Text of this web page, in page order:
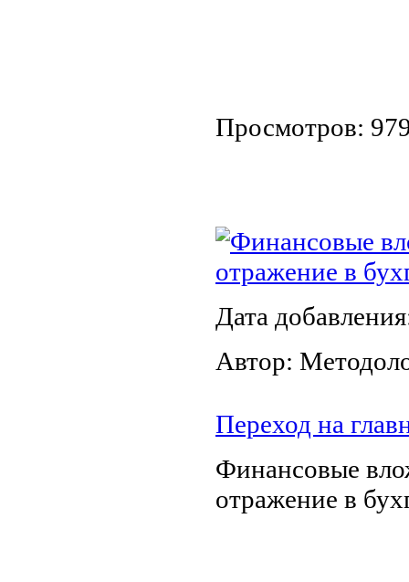
Просмотров:
Финансовые
отражение в
Дата
Автор:
Переход на
Финансовые
отражение в